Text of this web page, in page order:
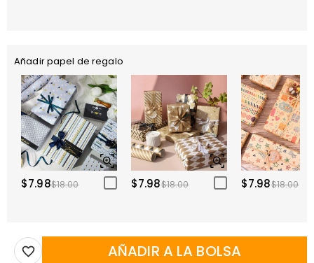
Añadir papel de regalo
$7.98$18.00 $7.98$18.00 $7.98$18.00
AÑADIR A LA BOLSA